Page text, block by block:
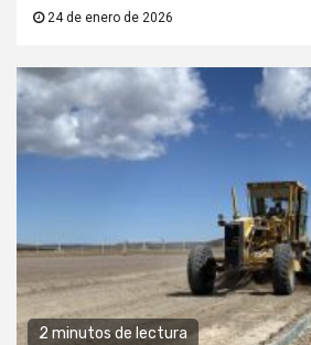
24 de enero de 2026
2 minutos de lectura